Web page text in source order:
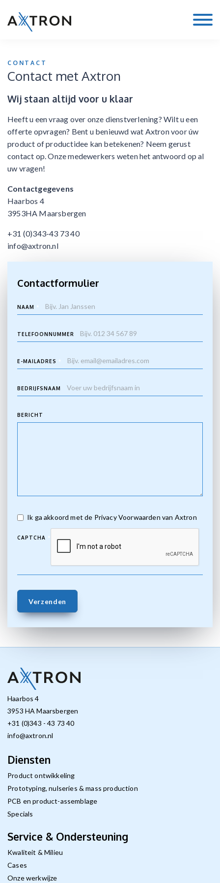
CONTACT
Contact met Axtron
Wij staan altijd voor u klaar
Heeft u een vraag over onze dienstverlening? Wilt u een
offerte opvragen? Bent u benieuwd wat Axtron voor úw
product of productidee kan betekenen? Neem gerust
contact op. Onze medewerkers weten het antwoord op al
uw vragen!
Contactgegevens
Haarbos 4
3953HA Maarsbergen
+31 (0)343-43 73 40
info@axtron.nl
Contactformulier
NAAM *
TELEFOONNUMMER
E-MAILADRES *
BEDRIJFSNAAM
BERICHT
Ik ga akkoord met de Privacy Voorwaarden van Axtron
CAPTCHA *
Verzenden
Haarbos 4
3953 HA Maarsbergen
+31 (0)343 - 43 73 40
info@axtron.nl
Diensten
Product ontwikkeling
Prototyping, nulseries & mass production
PCB en product-assemblage
Specials
Service & Ondersteuning
Kwaliteit & Milieu
Cases
Onze werkwijze